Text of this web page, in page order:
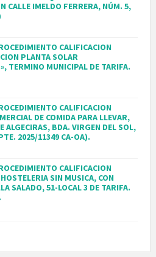
CALLE IMELDO FERRERA, NÚM. 5,
CALIFICACION
PLANTA SOLAR
TERMINO MUNICIPAL DE TARIFA.
CALIFICACION
DE COMIDA PARA LLEVAR,
ALGECIRAS, BDA. VIRGEN DEL SOL,
2025/11349 CA-OA).
CALIFICACION
SIN MUSICA, CON
SALADO, 51-LOCAL 3 DE TARIFA.